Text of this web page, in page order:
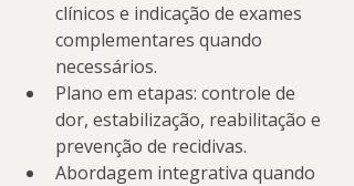
clínicos e indicação de exames
complementares quando
necessários.
Plano em etapas: controle de
dor, estabilização, reabilitação e
prevenção de recidivas.
Abordagem integrativa quando